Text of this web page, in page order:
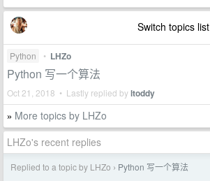
Switch topics list
Python • LHZo
Python 写一个算法
Oct 21, 2018 • Lastly replied byltoddy
» More topics by LHZo
LHZo's recent replies
Replied to a topic by LHZo › Python 写一个算法